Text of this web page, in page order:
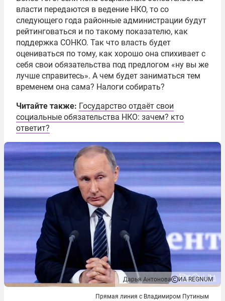
власти передаются в ведение НКО, то со
следующего года районные администрации будут
рейтинговаться и по такому показателю, как
поддержка СОНКО. Так что власть будет
оцениваться по тому, как хорошо она спихивает с
себя свои обязательства под предлогом «ну вы же
лучше справитесь». А чем будет заниматься тем
временем она сама? Налоги собирать?
Читайте также: Государство отдаёт свои
социальные обязательства НКО: зачем? кто
ответит?
Дарья Антонова ИА REGNUM
Прямая линия с Владимиром Путиным